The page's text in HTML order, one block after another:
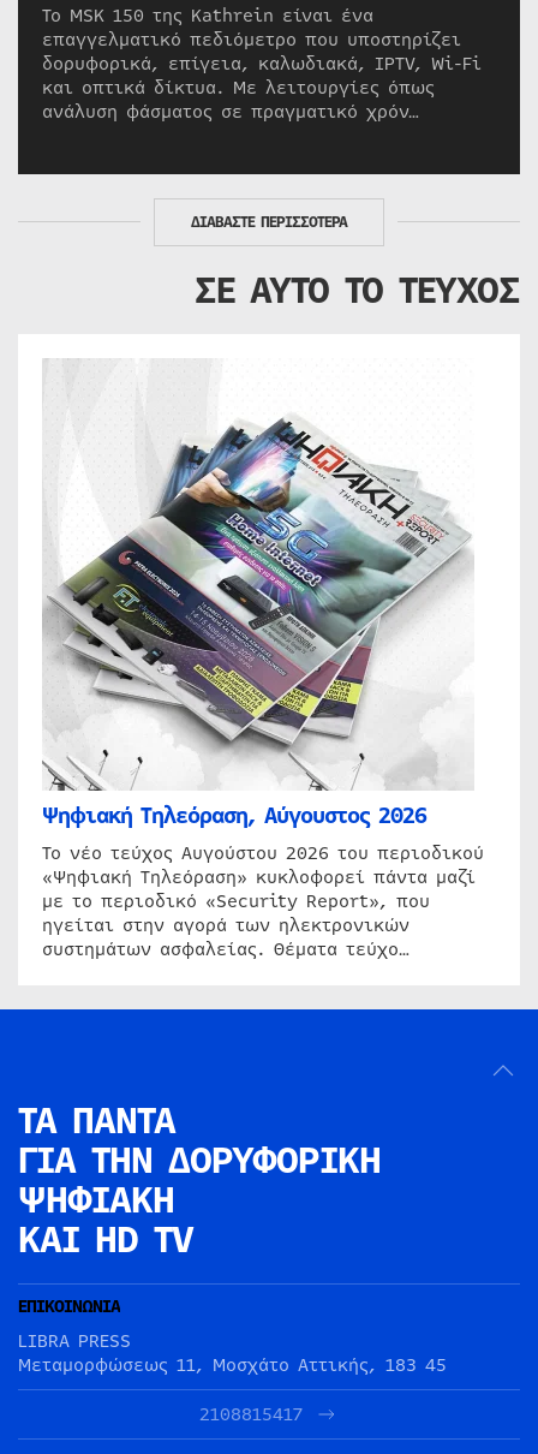
Το MSK 150 της Kathrein είναι ένα
επαγγελματικό πεδιόμετρο που υποστηρίζει
δορυφορικά, επίγεια, καλωδιακά, IPTV, Wi-Fi
και οπτικά δίκτυα. Με λειτουργίες όπως
ανάλυση φάσματος σε πραγματικό χρόν…
ΔΙΑΒΑΣΤΕ ΠΕΡΙΣΣΟΤΕΡΑ
ΣΕ ΑΥΤΟ ΤΟ ΤΕΥΧΟΣ
Ψηφιακή Τηλεόραση, Αύγουστος 2026
Το νέο τεύχος Αυγούστου 2026 του περιοδικού
«Ψηφιακή Τηλεόραση» κυκλοφορεί πάντα μαζί
με το περιοδικό «Security Report», που
ηγείται στην αγορά των ηλεκτρονικών
συστημάτων ασφαλείας. Θέματα τεύχο…
ΤΑ ΠΑΝΤΑ
ΓΙΑ ΤΗΝ ΔΟΡΥΦΟΡΙΚΗ
ΨΗΦΙΑΚΗ
ΚΑΙ HD TV
ΕΠΙΚΟΙΝΩΝΙΑ
LIBRA PRESS
Μεταμορφώσεως 11, Μοσχάτο Αττικής, 183 45
2108815417